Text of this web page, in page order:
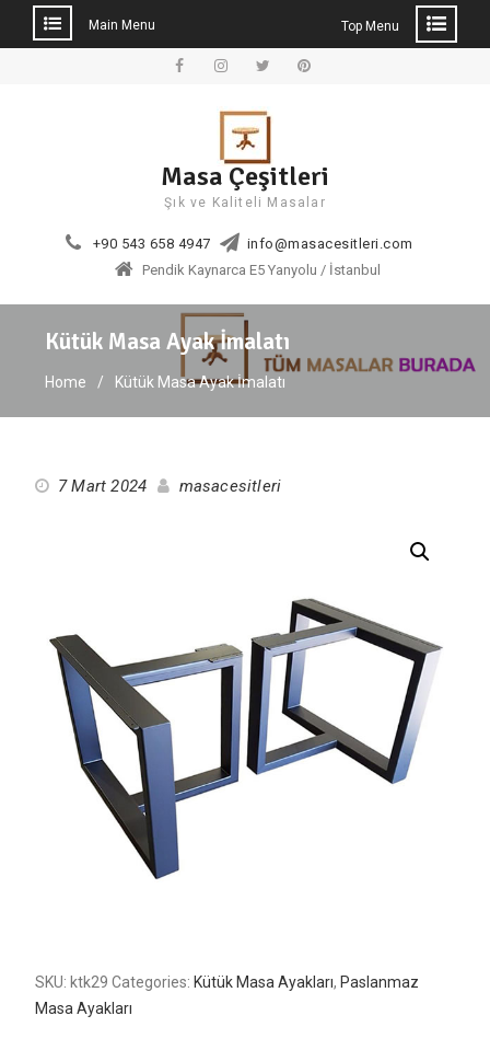
Main Menu Top Menu
Masa Çeşitleri
Şık ve Kaliteli Masalar
+90 543 658 4947
info@masacesitleri.com
Pendik Kaynarca E5 Yanyolu / İstanbul
Kütük Masa Ayak İmalatı
Home Kütük Masa Ayak İmalatı
7 Mart 2024 masacesitleri
SKU: ktk29 Categories: Kütük Masa Ayakları, Paslanmaz
Masa Ayakları